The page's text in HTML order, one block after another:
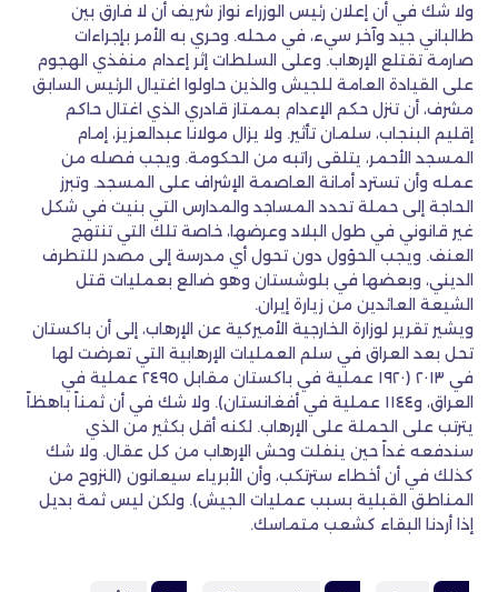
ولا شك في أن إعلان رئيس الوزراء نواز شريف أن لا فارق بين
طالباني جيد وآخر سيء، في محله. وحري به الأمر بإجراءات
صارمة تقتلع الإرهاب. وعلى السلطات إثر إعدام منفذي الهجوم
على القيادة العامة للجيش والذين حاولوا اغتيال الرئيس السابق
مشرف، أن تنزل حكم الإعدام بممتاز قادري الذي اغتال حاكم
إقليم البنجاب، سلمان تأثير. ولا يزال مولانا عبدالعزيز، إمام
المسجد الأحمر، يتلقى راتبه من الحكومة. ويجب فصله من
عمله وأن تسترد أمانة العاصمة الإشراف على المسجد. وتبرز
الحاجة إلى حملة تحدد المساجد والمدارس التي بنيت في شكل
غير قانوني في طول البلاد وعرضها، خاصة تلك التي تنتهج
العنف. ويجب الحؤول دون تحول أي مدرسة إلى مصدر للتطرف
الديني، وبعضها في بلوشستان وهو ضالع بعمليات قتل
الشيعة العائدين من زيارة إيران.
ويشير تقرير لوزارة الخارجية الأميركية عن الإرهاب، إلى أن باكستان
تحل بعد العراق في سلم العمليات الإرهابية التي تعرضت لها
في ٢٠١٣ (١٩٢٠ عملية في باكستان مقابل ٢٤٩٥ عملية في
العراق، و١١٤٤ عملية في أفغانستان). ولا شك في أن ثمناً باهظاً
يترتب على الحملة على الإرهاب. لكنه أقل بكثير من الذي
سندفعه غداً حين ينفلت وحش الإرهاب من كل عقال. ولا شك
كذلك في أن أخطاء سترتكب، وأن الأبرياء سيعانون (النزوح من
المناطق القبلية بسبب عمليات الجيش). ولكن ليس ثمة بديل
إذا أردنا البقاء كشعب متماسك.